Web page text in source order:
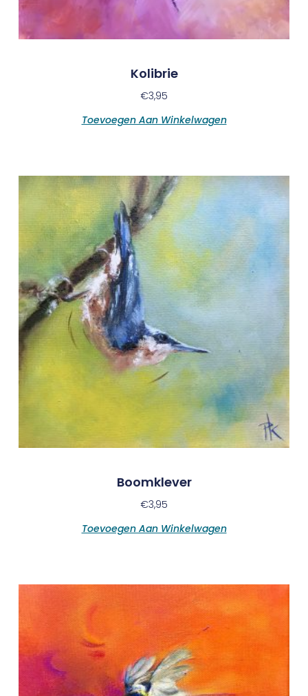
Kolibrie
€3,95
Toevoegen Aan Winkelwagen
Boomklever
€3,95
Toevoegen Aan Winkelwagen